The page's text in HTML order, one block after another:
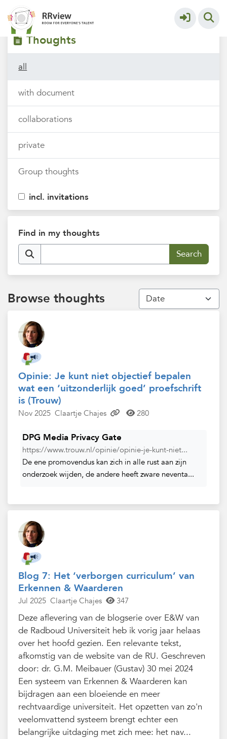
Filters tags
Thoughts
all
with document
collaborations
private
Group thoughts
incl. invitations
Find in my thoughts
Browse thoughts
Opinie: Je kunt niet objectief bepalen
wat een ‘uitzonderlijk goed’ proefschrift
is (Trouw)
Nov 2025 Claartje Chajes 280
DPG Media Privacy Gate
https://www.trouw.nl/opinie/opinie-je-kunt-niet...
De ene promovendus kan zich in alle rust aan zijn
onderzoek wijden, de andere heeft zware neventa...
Blog 7: Het ‘verborgen curriculum’ van
Erkennen & Waarderen
Jul 2025 Claartje Chajes 347
Deze aflevering van de blogserie over E&W van
de Radboud Universiteit heb ik vorig jaar helaas
over het hoofd gezien. Een relevante tekst,
afkomstig van de website van de RU. Geschreven
door: dr. G.M. Meibauer (Gustav) 30 mei 2024
Een systeem van Erkennen & Waarderen kan
bijdragen aan een bloeiende en meer
rechtvaardige universiteit. Het opzetten van zo'n
veelomvattend systeem brengt echter een
belangrijke uitdaging met zich mee: het nav...